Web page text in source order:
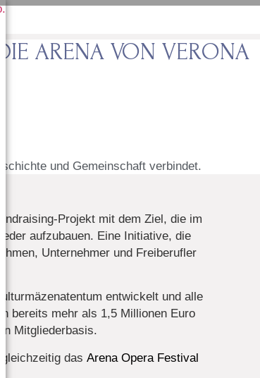
ARENA VON VERONA
und Gemeinschaft verbindet.
Projekt mit dem Ziel, die im
aufzubauen. Eine Initiative, die
Unternehmer und Freiberufler
entwickelt und alle
bereits mehr als 1,5 Millionen Euro
Mitgliederbasis.
gleichzeitig dasArena Opera Festival